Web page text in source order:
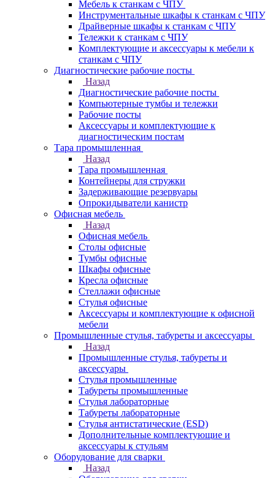
Мебель к станкам с ЧПУ
Инструментальные шкафы к станкам с ЧПУ
Драйверные шкафы к станкам с ЧПУ
Тележки к станкам с ЧПУ
Комплектующие и аксессуары к мебели к
станкам с ЧПУ
Диагностические рабочие посты
Назад
Диагностические рабочие посты
Компьютерные тумбы и тележки
Рабочие посты
Аксессуары и комплектующие к
диагностическим постам
Тара промышленная
Назад
Тара промышленная
Контейнеры для стружки
Задерживающие резервуары
Опрокидыватели канистр
Офисная мебель
Назад
Офисная мебель
Столы офисные
Тумбы офисные
Шкафы офисные
Кресла офисные
Стеллажи офисные
Стулья офисные
Аксессуары и комплектующие к офисной
мебели
Промышленные стулья, табуреты и аксессуары
Назад
Промышленные стулья, табуреты и
аксессуары
Стулья промышленные
Табуреты промышленные
Стулья лабораторные
Табуреты лабораторные
Стулья антистатические (ESD)
Дополнительные комплектующие и
аксессуары к стульям
Оборудование для сварки
Назад